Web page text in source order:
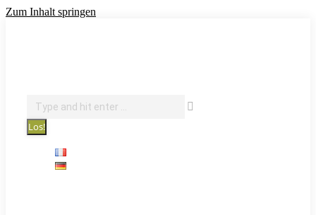
Zum Inhalt springen